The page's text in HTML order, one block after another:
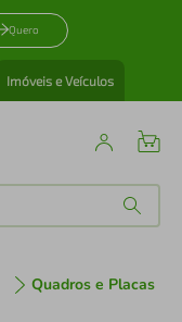
Quero
Imóveis e Veículos
Quadros e Placas